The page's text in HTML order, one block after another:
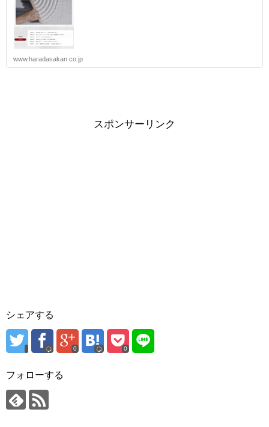
www.haradasakan.co.jp
スポンサーリンク
シェアする
0 0
フォローする